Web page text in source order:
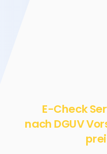
E-Check
nach DGUV